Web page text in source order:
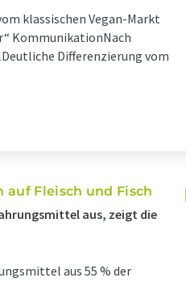
klassischen Vegan-Markt
KommunikationNach
Differenzierung vom
Fleisch und Fisch
aus, zeigt die
aus 55 % der